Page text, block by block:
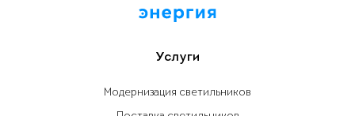
Услуги
Модернизация светильников